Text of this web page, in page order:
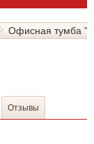
Офисная тумба
Отзывы